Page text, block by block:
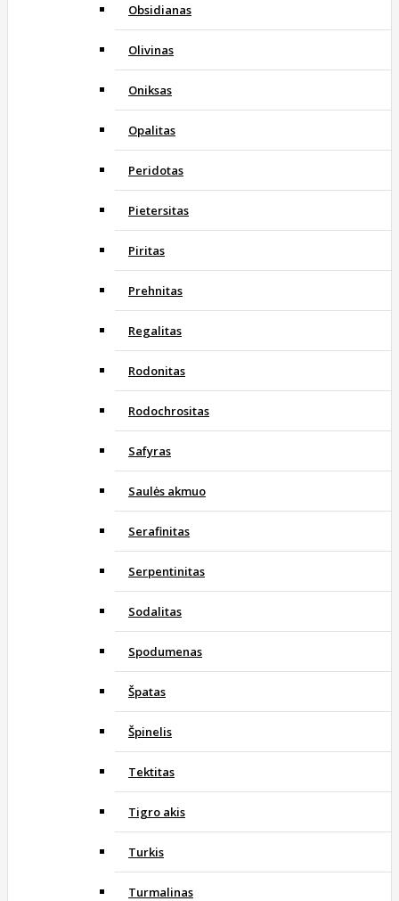
Obsidianas
Olivinas
Oniksas
Opalitas
Peridotas
Pietersitas
Piritas
Prehnitas
Regalitas
Rodonitas
Rodochrositas
Safyras
Saulės akmuo
Serafinitas
Serpentinitas
Sodalitas
Spodumenas
Špatas
Špinelis
Tektitas
Tigro akis
Turkis
Turmalinas